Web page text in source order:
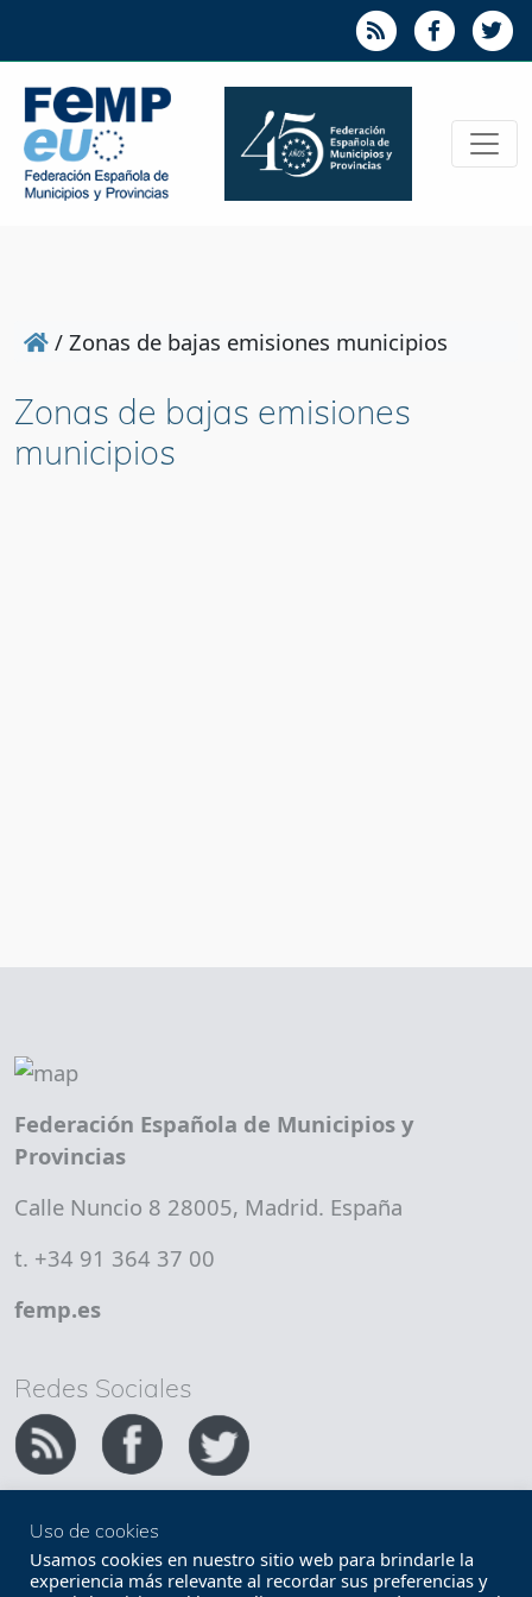
/ Zonas de bajas emisiones municipios
Zonas de bajas emisiones
municipios
Federación Española de Municipios y
Provincias
Calle Nuncio 8 28005, Madrid. España
t. +34 91 364 37 00
femp.es
Redes Sociales
Copyright FEMP
Accesibilidad
Uso de cookies
Usamos cookies en nuestro sitio web para brindarle la
experiencia más relevante al recordar sus preferencias y